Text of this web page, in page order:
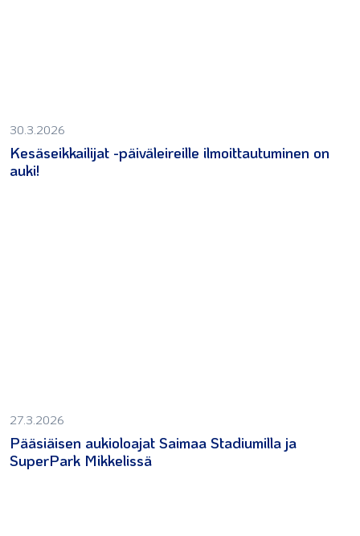
30.3.2026
Kesäseikkailijat -päiväleireille ilmoittautuminen on
auki!
27.3.2026
Pääsiäisen aukioloajat Saimaa Stadiumilla ja
SuperPark Mikkelissä